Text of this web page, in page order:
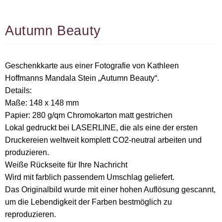
Autumn Beauty
Geschenkkarte aus einer Fotografie von Kathleen
Hoffmanns Mandala Stein „Autumn Beauty“.
Details:
Maße: 148 x 148 mm
Papier: 280 g/qm Chromokarton matt gestrichen
Lokal gedruckt bei LASERLINE, die als eine der ersten
Druckereien weltweit komplett CO2-neutral arbeiten und
produzieren.
Weiße Rückseite für Ihre Nachricht
Wird mit farblich passendem Umschlag geliefert.
Das Originalbild wurde mit einer hohen Auflösung gescannt,
um die Lebendigkeit der Farben bestmöglich zu
reproduzieren.